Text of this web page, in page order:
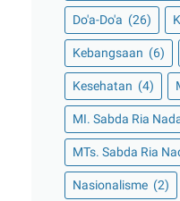
Do'a-Do'a (26)
Kebangsaan (6)
Kesehatan (4)
MI. Sabda Ria
MTs. Sabda Ria
Nasionalisme (2)